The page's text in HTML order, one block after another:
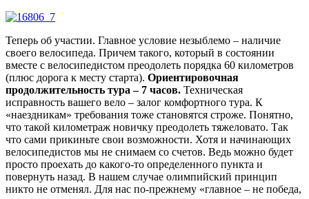
Теперь об участии. Главное условие незыблемо – наличие
своего велосипеда. Причем такого, который в состоянии
вместе с велосипедистом преодолеть порядка 60 километров
(плюс дорога к месту старта). Ориентировочная
продолжительность тура – 7 часов. Техническая
исправность вашего вело – залог комфортного тура. К
«наездникам» требования тоже становятся строже. Понятно,
что такой километраж новичку преодолеть тяжеловато. Так
что сами прикиньте свои возможности. Хотя и начинающих
велосипедистов мы не снимаем со счетов. Ведь можно будет
просто проехать до какого-то определенного пункта и
повернуть назад. В нашем случае олимпийский принцип
никто не отменял. Для нас по-прежнему «главное – не победа,